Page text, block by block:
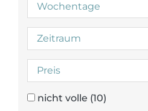
Wochentage
Zeitraum
Preis
nicht volle (10)